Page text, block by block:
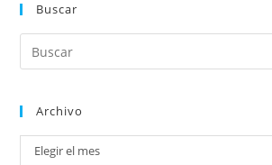
Buscar
Archivo
Elegir el mes